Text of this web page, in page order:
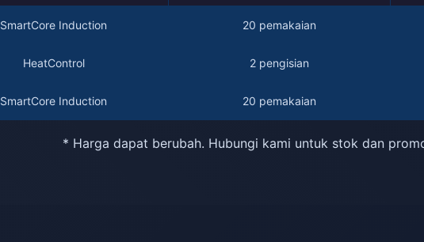
SmartCore Induction 20 pemakaian
HeatControl 2 pengisian
SmartCore Induction 20 pemakaian
* Harga dapat berubah. Hubungi kami untuk stok dan